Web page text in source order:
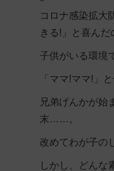
コロナ感染拡大
きる!」と喜んだ
子供がいる環境
「ママ!ママ!」
兄弟げんかが始
末……。
改めてわが子の
しかし、どんな